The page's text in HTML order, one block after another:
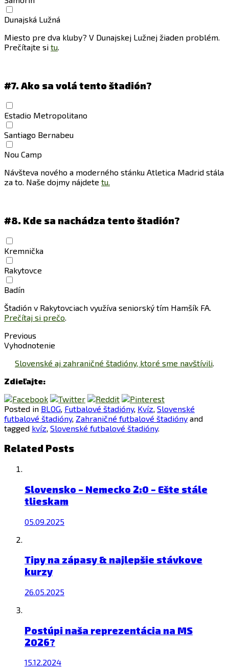
Dunajská Lužná
Miesto pre dva kluby? V Dunajskej Lužnej žiaden problém.
Prečítajte si tu.
#7. Ako sa volá tento štadión?
Estadio Metropolitano
Santiago Bernabeu
Nou Camp
Návšteva nového a moderného stánku Atletica Madrid stála
za to. Naše dojmy nájdete tu.
#8. Kde sa nachádza tento štadión?
Kremnička
Rakytovce
Badín
Štadión v Rakytovciach využíva seniorský tím Hamšík FA.
Prečítaj si prečo
Previous
Vyhodnotenie
Slovenské aj zahraničné štadióny, ktoré sme navštívili
Zdieľajte:
Posted in BLOG Futbalové štadióny, Kvíz Slovenské
futbalové štadióny, Zahraničné futbalové štadióny and
tagged kvíz Slovenské futbalové štadióny.
Related Posts
Slovensko – Nemecko 2:0 – Ešte stále
tlieskam
05.09.2025
Tipy na zápasy & najlepšie stávkove
kurzy
26.05.2025
Postúpi naša reprezentácia na MS
2026?
15.12.2024